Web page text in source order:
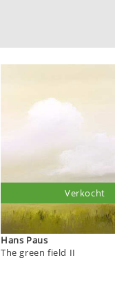
Hans Paus
The green field II
Verkocht